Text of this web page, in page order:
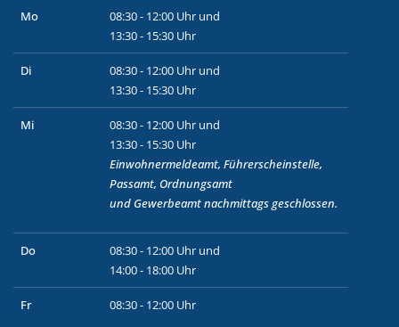
Mo
08:30 - 12:00 Uhr und
13:30 - 15:30 Uhr
Di
08:30 - 12:00 Uhr und
13:30 - 15:30 Uhr
Mi
08:30 - 12:00 Uhr und
13:30 - 15:30 Uhr
Einwohnermeldeamt, Führerscheinstelle,
Passamt, Ordnungsamt
und Gewerbeamtnachmittags geschlossen.
Do
08:30 - 12:00 Uhr und
14:00 - 18:00 Uhr
Fr 08:30 - 12:00 Uhr